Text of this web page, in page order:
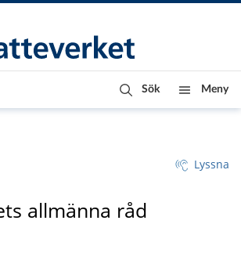
Sök Meny
Lyssna
allmänna råd